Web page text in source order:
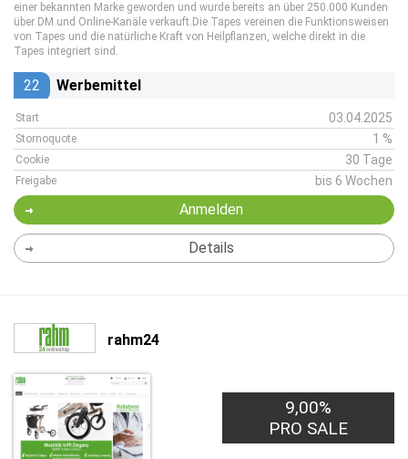
einer bekannten Marke geworden und wurde bereits an über 250.000 Kunden
über DM und Online-Kanäle verkauft.Die Tapes vereinen die Funktionsweisen
von Tapes und die natürliche Kraft von Heilpflanzen, welche direkt in die
Tapes integriert sind.
22 Werbemittel
Start 03.04.2025
Stornoquote 1 %
Cookie 30 Tage
Freigabe bis 6 Wochen
Anmelden
Details
rahm24
9,00%
PRO SALE